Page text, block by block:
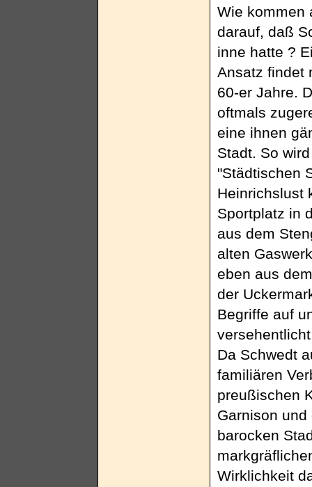
Wie kommen
darauf, daß
inne hatte ?
Ansatz findet
60-er Jahre.
oftmals
eine ihnen
Stadt. So
"Städtischen
Heinrichslust
Sportplatz in
aus dem
alten
eben aus
der
Begriffe auf
Da Schwedt
familiären
preußischen
Garnison
barocken
Wirklichkeit